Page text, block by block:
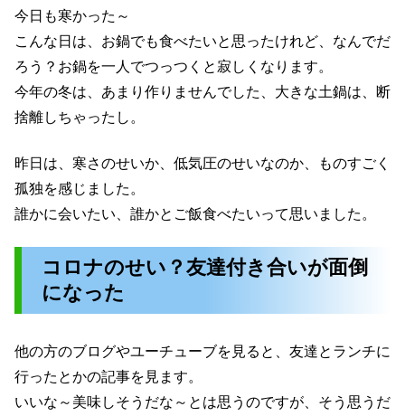
今日も寒かった～
こんな日は、お鍋でも食べたいと思ったけれど、なんでだ
ろう？お鍋を一人でつっつくと寂しくなります。
今年の冬は、あまり作りませんでした、大きな土鍋は、断
捨離しちゃったし。
昨日は、寒さのせいか、低気圧のせいなのか、ものすごく
孤独を感じました。
誰かに会いたい、誰かとご飯食べたいって思いました。
コロナのせい？友達付き合いが面倒
になった
他の方のブログやユーチューブを見ると、友達とランチに
行ったとかの記事を見ます。
いいな～美味しそうだな～とは思うのですが、そう思うだ